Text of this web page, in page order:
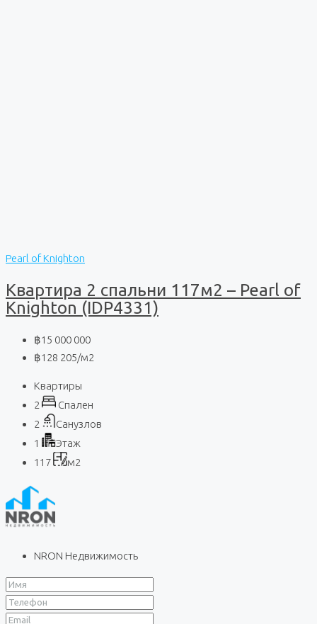
Pearl of Knighton
Квартира 2 спальни 117м2 – Pearl of
Knighton (IDP4331)
฿15 000 000
฿128 205/м2
Квартиры
2
Спален
2
Санузлов
1
Этаж
117
м2
NRON Недвижимость